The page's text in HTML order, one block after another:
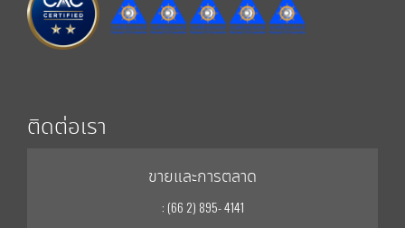
ติดต่อเรา
ขายและการตลาด
: (66 2) 895- 4141